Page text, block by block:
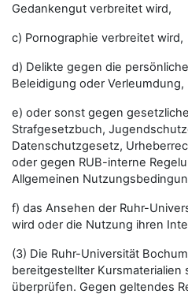
Gedankengut verbreitet wird,
c) Pornographie verbreitet wird,
d) Delikte gegen die
Beleidigung oder
e) oder sonst gegen
Strafgesetzbuch,
Datenschutzgesetz,
oder gegen RUB-interne
Allgemeinen
f) das Ansehen der Ruhr-
wird oder die Nutzung ihren
(3) Die Ruhr-Universität
bereitgestellter Kursmaterialien
überprüfen. Gegen geltendes